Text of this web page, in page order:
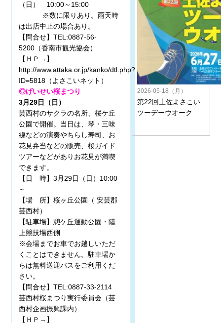
（日） 10:00～15:00
※数に限りあり。雨天時
は出店中止の場合あり。
【問合せ】TEL:0887-56-
5200（香南市観光協会）
【ＨＰ→】
http://www.attaka.or.jp/kanko/dtl.php?
ID=5818（よさこいネット）
◎げいせい桜まつり
3月29日（日）
芸西村のサクラの名所、桜ケ丘
公園で開催。当日は、琴・三味
線などの演奏やちらし寿司、お
花見弁当などの販売、桜ガイド
ツアーなどがありお花見が満喫
できます。
【日 時】3月29日（日）10:00
～
【場 所】桜ヶ丘公園（ 安芸郡
芸西村）
【駐車場】憩ケ丘運動公園・陸
上競技場西側
※会場までお車でお越しいただ
くことはできません。駐車場か
らは無料送迎バスをご利用くだ
さい。
【問合せ】TEL:0887-33-2114
芸西村桜まつり実行委員会（芸
西村企画振興課内）
【ＨＰ→】
2026-05-18（月）
第22回土佐よさこい
ツーデーウオーク